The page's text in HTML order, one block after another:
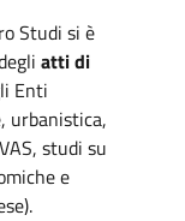
Studi si è
atti di
Enti
urbanistica,
studi su
e